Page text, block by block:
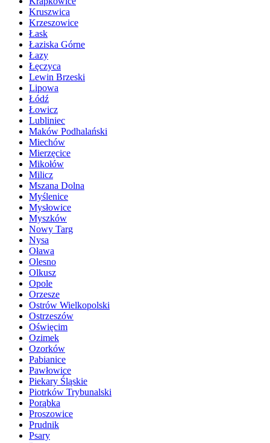
Kruszwica
Krzeszowice
Łask
Łaziska Górne
Łazy
Łęczyca
Lewin Brzeski
Lipowa
Łódź
Łowicz
Lubliniec
Maków Podhalański
Miechów
Mierzęcice
Mikołów
Milicz
Mszana Dolna
Myślenice
Mysłowice
Myszków
Nowy Targ
Nysa
Oława
Olesno
Olkusz
Opole
Orzesze
Ostrów Wielkopolski
Ostrzeszów
Oświęcim
Ozimek
Ozorków
Pabianice
Pawłowice
Piekary Śląskie
Piotrków Trybunalski
Porąbka
Proszowice
Prudnik
Psary